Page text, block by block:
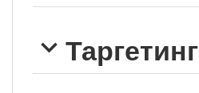
Таргетинг